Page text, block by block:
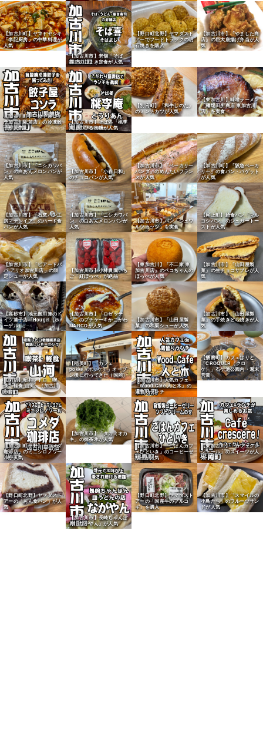
【加古川町】ヤマトヤシキ
「李記厨房」の中華料理が
人気
【加古川市】老舗「そば
喜」のこまき定食が人気
【野口町北野】ヤマダスト
アーでフードトラックの明
石焼きを購入
【加古川市】「やました商
店」の巨大唐揚げ弁当が人
気
【加古川町】「餃子屋コソ
ラ加古川駅前店」の冷凍餃
子が人気
【加古川市】そば処「桃李
庵」のひる御膳が人気
【別府町】「和牛しのだ」
のミンチカツが人気
【東加古川】味噌ラーメン
「麺場田所商店 東加古川
店」を実食
【加古川市】「ニシカワパ
ン」の白あんメロンパンが
人気
【加古川市】「小春日和」
のチョコパンが人気
【加古川市】「ベーカリー
パンダ」のめんたいフラン
スが人気
【加古川町】「阪急ベーカ
リー」の食パン・バゲット
が人気
【加古川市】「石窯パン工
房マナレイア」のハード食
パンが人気
【加古川市】「ニシカワパ
ン」の白あんメロンパンが
人気
【加古川市】パン「シュワ
ルツカッツ」を実食
【尾上町】給食パン「マル
ヨシパン」のシュガートー
ストが人気
【加古川市】「ビアードパ
パ アリオ加古川店」の限
定シューが人気
【加古川市】小林農園いち
ご「紅ぽっぺ」が絶品
【東加古川】「不二家 東
加古川店」のペコちゃんの
ほっぺが人気
【加古川市】「山田屋製
菓」の生チョコサブレが人
気
【高砂市】地元御用達のド
イツ菓子店「Hougel（ホ
ーゲル）」
【加古川市】「ロゼッテ
ン」のプチケーキかこがわ
MARCOが人気
【加古川市】「山田屋製
菓」の和栗シューが人気
【加古川市】「山田屋製
菓」の手焼きどら焼きが人
気
【閉店】昭和レトロ「喫
茶・軽食 山河」（加古川
市）
【稲美町】「カフェ
pokke（ポッケ）」オープ
ン後に行ってきた（国岡）
【加古川市】人気カフェ
「Wood Cafe 人と木」の
週替りランチ
【播磨町】カフェはりと
「CROQUER（クロ
ケ）」石ケ池公園内・週末
営業
【加古川町平野】「コメダ
珈琲店」のミニシロノワー
ルが人気
【加古川市】「タカミオカ
キ」の抹茶氷が人気
【加古川市】「ごはんカフ
ェひといき」のコーヒーゼ
リーが人気
【東加古川】「カフェクレ
シェール」のスイーツが人
気
【野口町北野】ヤマダスト
アーの「あん食パン」が人
気
【加古川市】長崎ちゃんぽ
ん「ながやん」が人気
【野口町北野】ヤマダスト
アーの「国産牛のプルコ
ギ」を購入
【加古川市】「スマイルの
小鳥たち」のフルーツサン
ドが人気